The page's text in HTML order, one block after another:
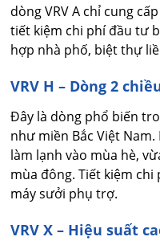
dòng VRV A chỉ cung
tiết kiệm chi phí đầu tư
hợp nhà phố, biệt thự
VRV H – Dòng 2
Đây là dòng phổ biến
như miền Bắc Việt
làm lạnh vào mùa hè,
mùa đông. Tiết kiệm
máy sưởi phụ trợ.
VRV X – Hiệu suất